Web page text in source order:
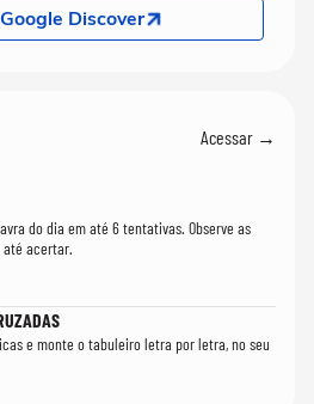
Discover
Acessar →
do dia em até 6 tentativas. Observe as
até acertar.
e monte o tabuleiro letra por letra, no seu